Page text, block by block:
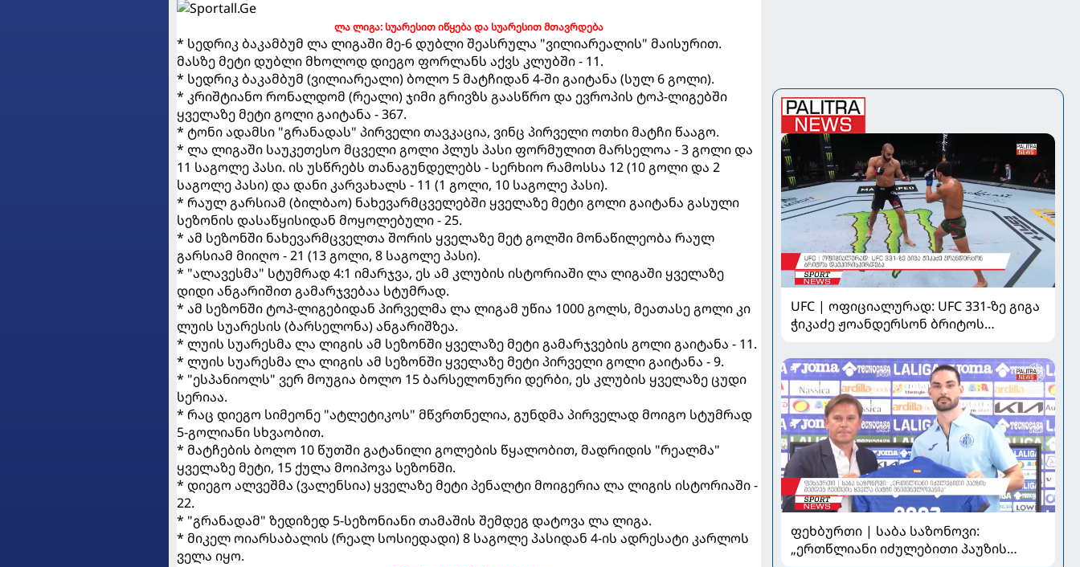
ლა ლიგა: სუარესით იწყება და სუარესით მთავრდება
* სედრიკ ბაკამბუმ ლა ლიგაში მე-6 დუბლი შეასრულა "ვილიარეალის" მაისურით.
მასზე მეტი დუბლი მხოლოდ დიეგო ფორლანს აქვს კლუბში - 11.
* სედრიკ ბაკამბუმ (ვილიარეალი) ბოლო 5 მატჩიდან 4-ში გაიტანა (სულ 6 გოლი).
* კრიშტიანო რონალდომ (რეალი) ჯიმი გრივზს გაასწრო და ევროპის ტოპ-ლიგებში
ყველაზე მეტი გოლი გაიტანა - 367.
* ტონი ადამსი "გრანადას" პირველი თავკაცია, ვინც პირველი ოთხი მატჩი წააგო.
* ლა ლიგაში საუკეთესო მცველი გოლი პლუს პასი ფორმულით მარსელოა - 3 გოლი და
11 საგოლე პასი. ის უსწრებს თანაგუნდელებს - სერხიო რამოსსა 12 (10 გოლი და 2
საგოლე პასი) და დანი კარვახალს - 11 (1 გოლი, 10 საგოლე პასი).
* რაულ გარსიამ (ბილბაო) ნახევარმცველებში ყველაზე მეტი გოლი გაიტანა გასული
სეზონის დასაწყისიდან მოყოლებული - 25.
* ამ სეზონში ნახევარმცველთა შორის ყველაზე მეტ გოლში მონაწილეობა რაულ
გარსიამ მიიღო - 21 (13 გოლი, 8 საგოლე პასი).
* "ალავესმა" სტუმრად 4:1 იმარჯვა, ეს ამ კლუბის ისტორიაში ლა ლიგაში ყველაზე
დიდი ანგარიშით გამარჯვებაა სტუმრად.
* ამ სეზონში ტოპ-ლიგებიდან პირველმა ლა ლიგამ უწია 1000 გოლს, მეათასე გოლი კი
ლუის სუარესის (ბარსელონა) ანგარიშზეა.
* ლუის სუარესმა ლა ლიგის ამ სეზონში ყველაზე მეტი გამარჯვების გოლი გაიტანა - 11.
* ლუის სუარესმა ლა ლიგის ამ სეზონში ყველაზე მეტი პირველი გოლი გაიტანა - 9.
* "ესპანიოლს" ვერ მოუგია ბოლო 15 ბარსელონური დერბი, ეს კლუბის ყველაზე ცუდი
სერიაა.
* რაც დიეგო სიმეონე "ატლეტიკოს" მწვრთნელია, გუნდმა პირველად მოიგო სტუმრად
5-გოლიანი სხვაობით.
* მატჩების ბოლო 10 წუთში გატანილი გოლების წყალობით, მადრიდის "რეალმა"
ყველაზე მეტი, 15 ქულა მოიპოვა სეზონში.
* დიეგო ალვეშმა (ვალენსია) ყველაზე მეტი პენალტი მოიგერია ლა ლიგის ისტორიაში -
22.
* "გრანადამ" ზედიზედ 5-სეზონიანი თამაშის შემდეგ დატოვა ლა ლიგა.
* მიკელ ოიარსაბალის (რეალ სოსიედადი) 8 საგოლე პასიდან 4-ის ადრესატი კარლოს
ველა იყო.
UFC | ოფიციალურად: UFC 331-ზე გიგა
ჭიკაძე ჟოანდერსონ ბრიტოს
ფეხბურთი | საბა საზონოვი:
„ერთწლიანი იძულებითი პაუზის